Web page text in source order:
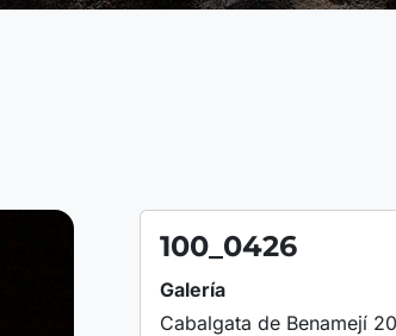
100_0426
Galería
Cabalgata de Benamejí